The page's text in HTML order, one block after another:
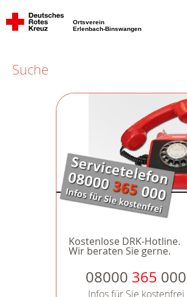
Ortsverein
Erlenbach-Binswangen
Suche
Kostenlose DRK-Hotline.
Wir beraten Sie gerne.
08000 365 000
Infos für Sie kostenfrei